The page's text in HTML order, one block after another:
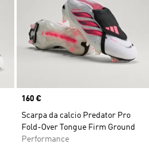
Price
160 €
Scarpa da calcio Predator Pro
Fold-Over Tongue Firm Ground
Performance